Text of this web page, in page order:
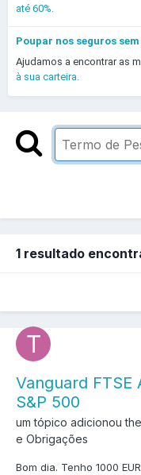
até 60%.
Poupar nos seguros
Ajudamos a encontrar as
à sua carteira.
1 resultado
Vanguard FTSE
S&P 500
um tópico adicionou
e Obrigações
Bom dia. Tenho 1000